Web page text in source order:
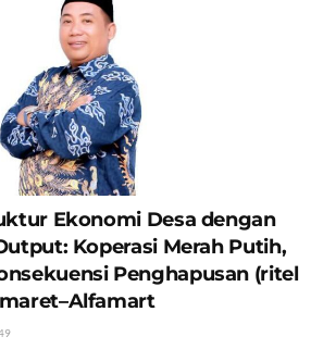
Ekonomi Desa dengan
Koperasi Merah Putih,
Penghapusan (ritel